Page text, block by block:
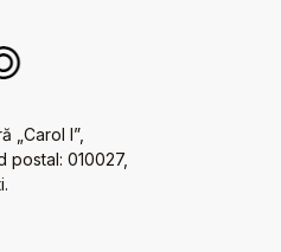
„Carol I”,
postal: 010027,